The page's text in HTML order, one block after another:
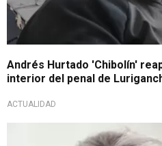
Andrés Hurtado 'Chibolín'
interior del penal de
ACTUALIDAD
Pedido de la Fiscalía